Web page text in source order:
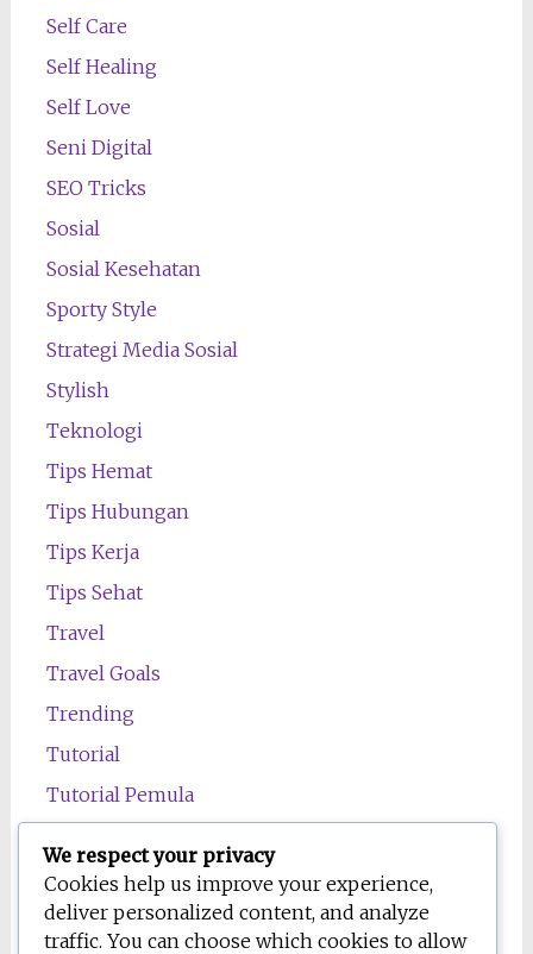
Self Care
Self Healing
Self Love
Seni Digital
SEO Tricks
Sosial
Sosial Kesehatan
Sporty Style
Strategi Media Sosial
Stylish
Teknologi
Tips Hemat
Tips Hubungan
Tips Kerja
Tips Sehat
Travel
Travel Goals
Trending
Tutorial
Tutorial Pemula
Wawasan
Wellness
We respect your privacy
Cookies help us improve your experience,
deliver personalized content, and analyze
traffic. You can choose which cookies to allow